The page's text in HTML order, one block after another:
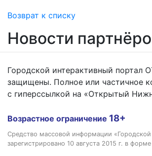
Возврат к списку
Новости
Городской интерактивный
защищены. Полное или частичное
с гиперссылкой на «Открытый
Возрастное ограничение 18+
Средство массовой информации
зарегистрировано 10 августа 2015 г. в